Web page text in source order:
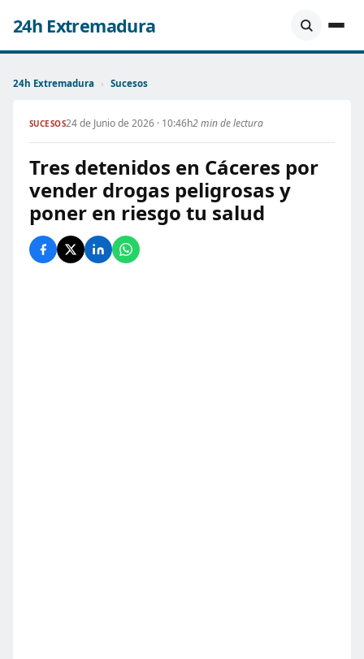
24h Extremadura
24h Extremadura › Sucesos
SUCESOS24 de Junio de 2026 · 10:46h2 min de lectura
Tres detenidos en Cáceres por
vender drogas peligrosas y
poner en riesgo tu salud